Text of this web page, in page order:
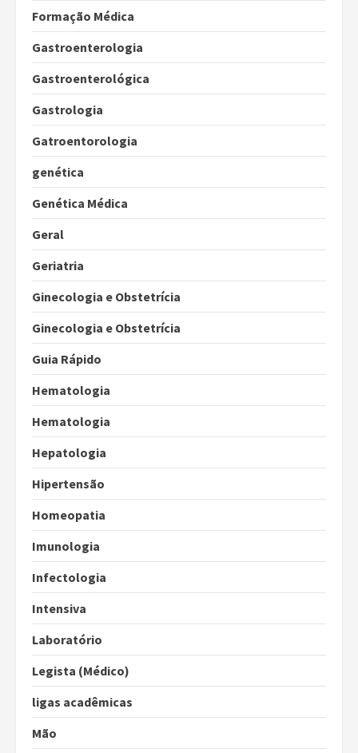
Formação Médica
Gastroenterologia
Gastroenterológica
Gastrologia
Gatroentorologia
genética
Genética Médica
Geral
Geriatria
Ginecologia e Obstetrícia
Ginecologia e Obstetrícia
Guia Rápido
Hematologia
Hematologia
Hepatologia
Hipertensão
Homeopatia
Imunologia
Infectologia
Intensiva
Laboratório
Legista (Médico)
ligas acadêmicas
Mão